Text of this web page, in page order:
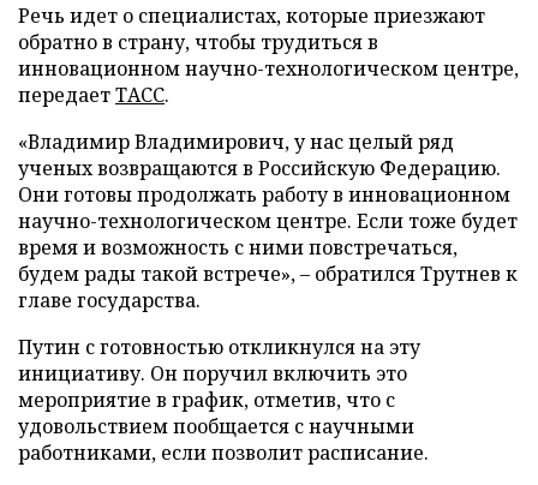
Речь идет о специалистах, которые приезжают
обратно в страну, чтобы трудиться в
инновационном научно-технологическом центре,
передаетТАСС.
«Владимир Владимирович, у нас целый ряд
ученых возвращаются в Российскую Федерацию.
Они готовы продолжать работу в инновационном
научно-технологическом центре. Если тоже будет
время и возможность с ними повстречаться,
будем рады такой встрече», – обратился Трутнев к
главе государства.
Путин с готовностью откликнулся на эту
инициативу. Он поручил включить это
мероприятие в график, отметив, что с
удовольствием пообщается с научными
работниками, если позволит расписание.